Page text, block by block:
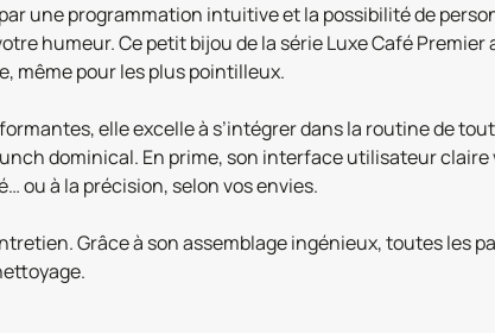
une programmation intuitive et la possibilité de
humeur. Ce petit bijou de la série Luxe Café
même pour les plus pointilleux.
elle excelle à s’intégrer dans la routine de
dominical. En prime, son interface utilisateur
ou à la précision, selon vos envies.
Grâce à son assemblage ingénieux, toutes les